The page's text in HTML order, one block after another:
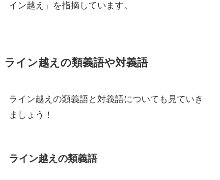
イン越え」を指摘しています。
ライン越えの類義語や対義語
ライン越えの類義語と対義語についても見ていき
ましょう！
ライン越えの類義語